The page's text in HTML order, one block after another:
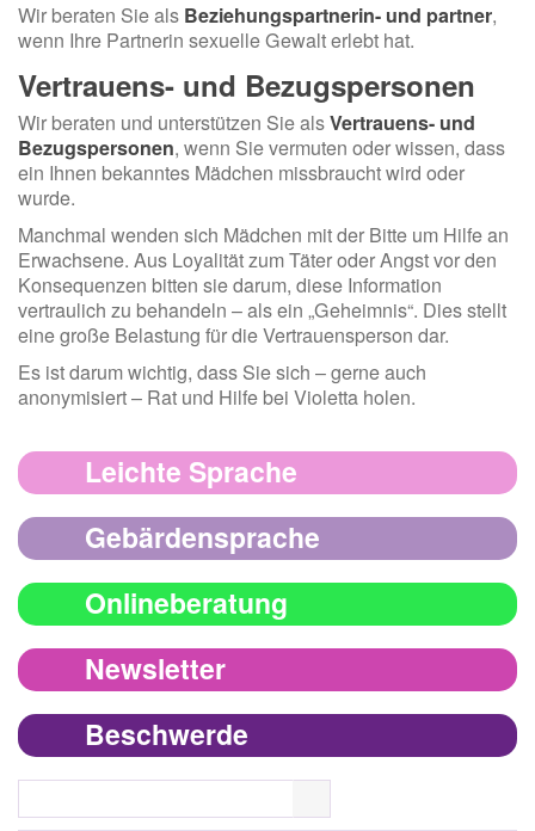
Wir beraten Sie als Beziehungspartnerin- und partner,
wenn Ihre Partnerin sexuelle Gewalt erlebt hat.
Vertrauens- und Bezugspersonen
Wir beraten und unterstützen Sie alsVertrauens- und
Bezugspersonen, wenn Sie vermuten oder wissen, dass
ein Ihnen bekanntes Mädchen missbraucht wird oder
wurde.
Manchmal wenden sich Mädchen mit der Bitte um Hilfe an
Erwachsene. Aus Loyalität zum Täter oder Angst vor den
Konsequenzen bitten sie darum, diese Information
vertraulich zu behandeln – als ein „Geheimnis“. Dies stellt
eine große Belastung für die Vertrauensperson dar.
Es ist darum wichtig, dass Sie sich – gerne auch
anonymisiert – Rat und Hilfe bei Violetta holen.
Leichte Sprache
Gebärdensprache
Onlineberatung
Newsletter
Beschwerde